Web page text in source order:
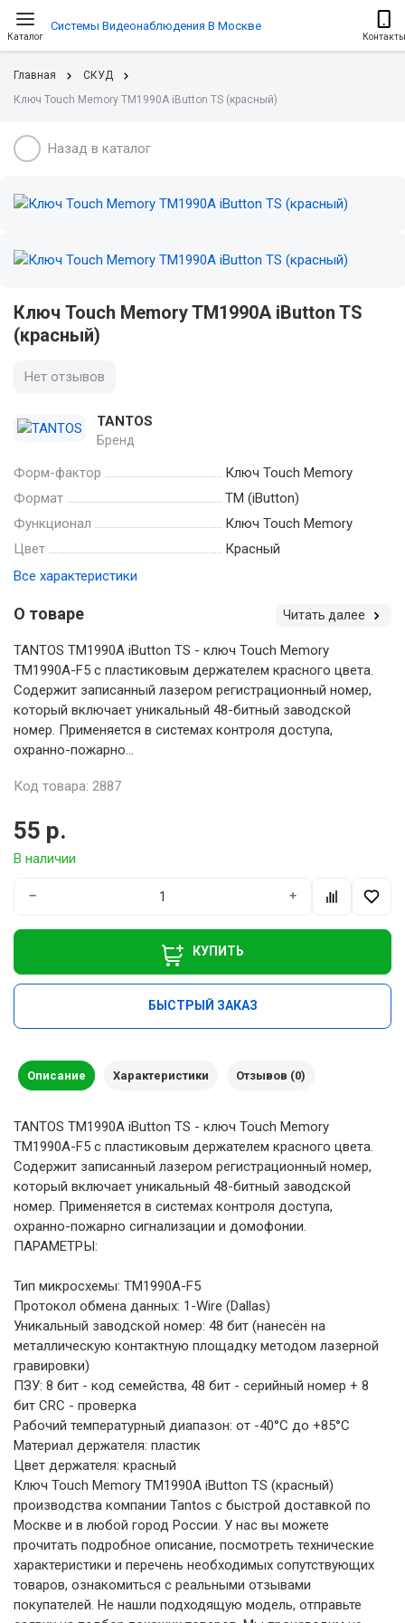
Каталог
Системы Видеонаблюдения В Москве
Контакты
Главная
СКУД
Ключ Touch Memory TM1990A iButton TS (красный)
Назад в каталог
Ключ Touch Memory TM1990A iButton TS
(красный)
Нет отзывов
TANTOS
Бренд
Форм-фактор
Ключ Touch Memory
Формат
TM (iButton)
Функционал
Ключ Touch Memory
Цвет
Красный
Все характеристики
О товаре Читать далее
TANTOS TM1990A iButton TS - ключ Touch Memory
TM1990A-F5 с пластиковым держателем красного цвета.
Cодержит записанный лазером регистрационный номер,
который включает уникальный 48-битный заводской
номер. Применяется в системах контроля доступа,
охранно-пожарно...
Код товара: 2887
55 р.
В наличии
− +
КУПИТЬ
БЫСТРЫЙ ЗАКАЗ
Описание Характеристики Отзывов (0)
TANTOS TM1990A iButton TS - ключ Touch Memory
TM1990A-F5 с пластиковым держателем красного цвета.
Cодержит записанный лазером регистрационный номер,
который включает уникальный 48-битный заводской
номер. Применяется в системах контроля доступа,
охранно-пожарно сигнализации и домофонии.
ПАРАМЕТРЫ:
Тип микросхемы: TM1990A-F5
Протокол обмена данных: 1-Wire (Dallas)
Уникальный заводской номер: 48 бит (нанесён на
металлическую контактную площадку методом лазерной
гравировки)
ПЗУ: 8 бит - код семейства, 48 бит - серийный номер + 8
бит CRC - проверка
Рабочий температурный диапазон: от -40°C до +85°C
Материал держателя: пластик
Цвет держателя: красный
Ключ Touch Memory TM1990A iButton TS (красный)
производства компании Tantos с быстрой доставкой по
Москве и в любой город России. У нас вы можете
прочитать подробное описание, посмотреть технические
характеристики и перечень необходимых сопутствующих
товаров, ознакомиться с реальными отзывами
покупателей. Не нашли подходящую модель, отправьте